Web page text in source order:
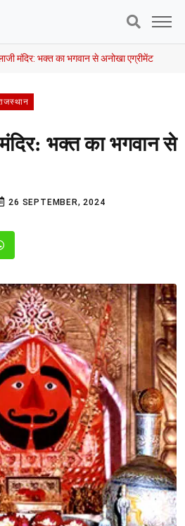
मंदिर: भक्त का भगवान से अनोखा एग्रीमेंट
भक्त का भगवान से
26 SEPTEMBER, 2024